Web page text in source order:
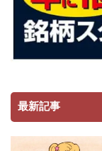
最新記事